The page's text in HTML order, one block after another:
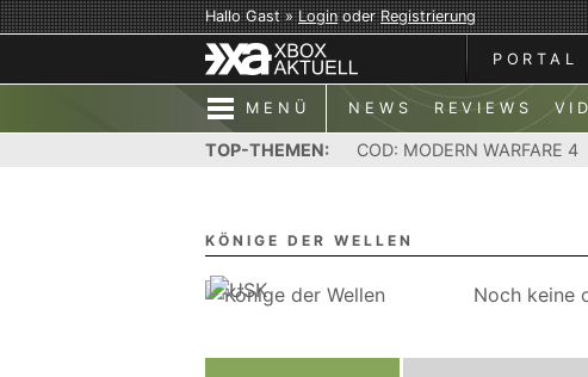
Hallo Gast »LoginoderRegistrierung
PORTAL
MENÜ NEWS REVIEWS
TOP-THEMEN: COD: MODERN WARFARE 4
KÖNIGE DER WELLEN
Noch keine